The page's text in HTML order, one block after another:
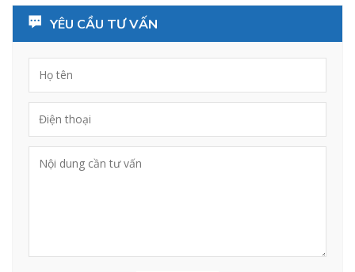
YÊU CẦU TƯ VẤN